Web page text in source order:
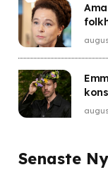
lång
Senaste